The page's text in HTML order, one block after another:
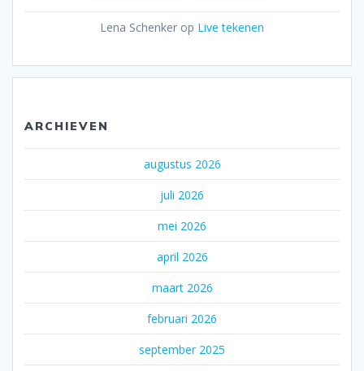
Lena Schenker op Live tekenen
ARCHIEVEN
augustus 2026
juli 2026
mei 2026
april 2026
maart 2026
februari 2026
september 2025